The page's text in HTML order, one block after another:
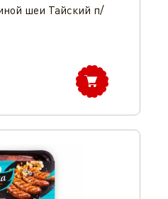
шеи Тайский п/